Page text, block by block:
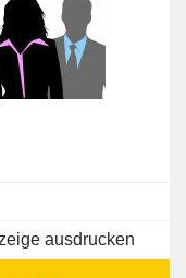
ausdrucken